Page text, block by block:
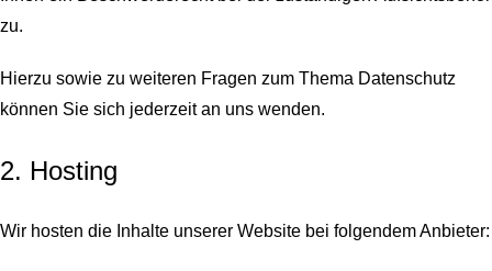
zu.
Hierzu sowie zu weiteren Fragen zum Thema Datenschutz
können Sie sich jederzeit an uns wenden.
2. Hosting
Wir hosten die Inhalte unserer Website bei folgendem Anbieter: